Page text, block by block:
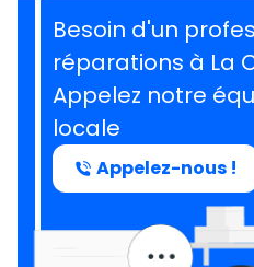
Besoin d'un
réparations à La
Appelez notre
locale
Appelez-nous !